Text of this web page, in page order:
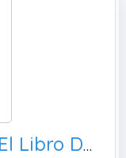
El horror de Dunwich (El Libro De Bolsillo - Bibliotecas Temáticas - Biblioteca De Fantasía Y Terror)